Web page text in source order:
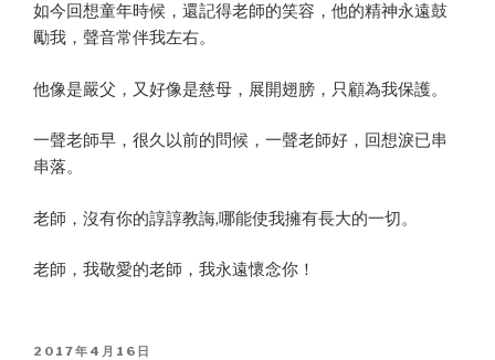
如今回想童年時候，還記得老師的笑容，他的精神永遠鼓
勵我，聲音常伴我左右。
他像是嚴父，又好像是慈母，展開翅膀，只顧為我保護。
一聲老師早，很久以前的問候，一聲老師好，回想淚已串
串落。
老師，沒有你的諄諄教誨,哪能使我擁有長大的一切。
老師，我敬愛的老師，我永遠懷念你！
POSTED
2017年4月16日